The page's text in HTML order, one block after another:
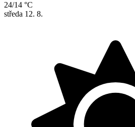
24/14 °C
středa 12. 8.